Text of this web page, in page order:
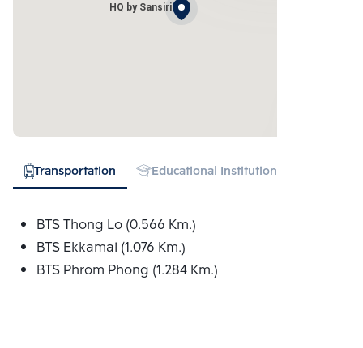
HQ by Sansiri
Transportation Educational Institution
BTS Thong Lo (0.566 Km.)
BTS Ekkamai (1.076 Km.)
BTS Phrom Phong (1.284 Km.)